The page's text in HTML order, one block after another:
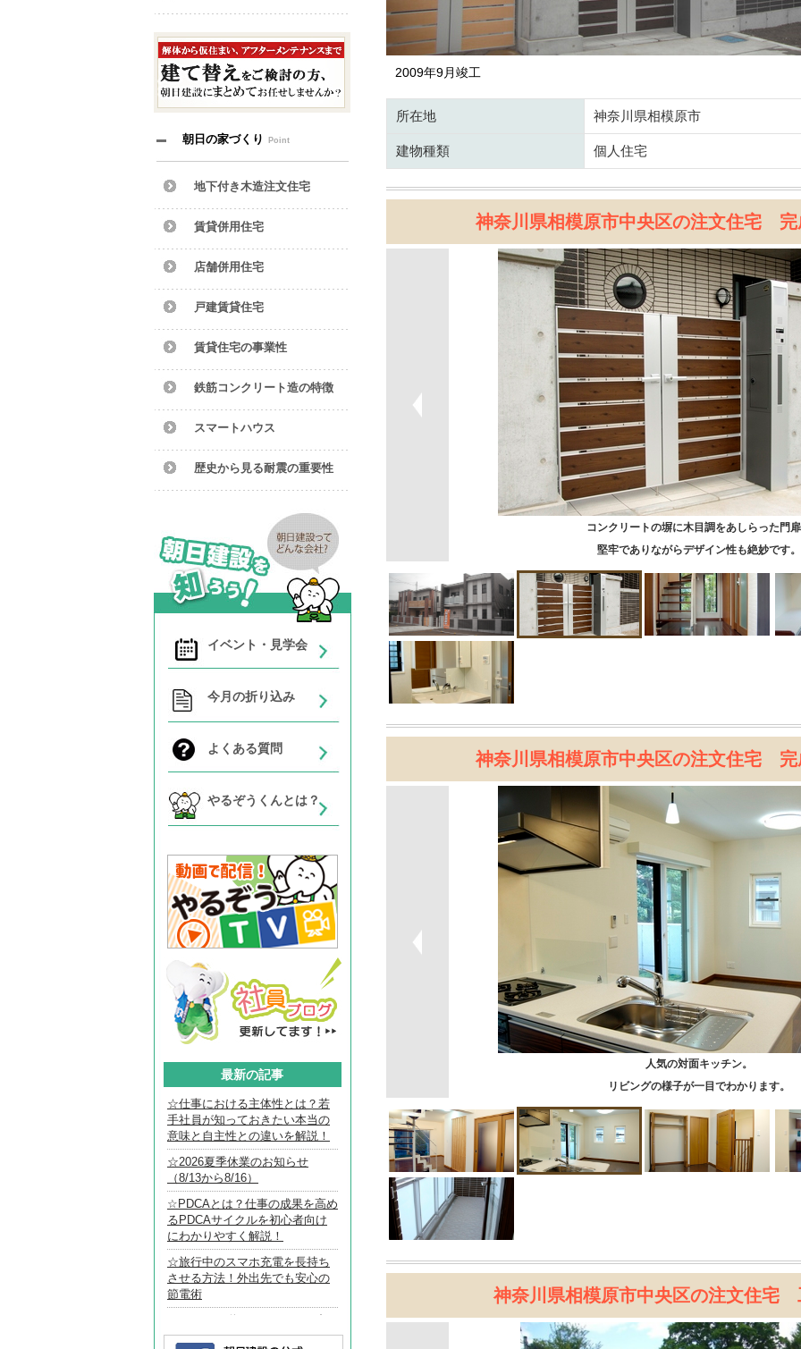
2009年9月竣工
所在地 神奈川県相模原市
建物種類 個人住宅
神奈川県相模原市中央区の注文住宅 完
リート造の外観は重厚感に溢れます。
コンクリートの塀に木目調をあしらった門
堅牢でありながらデザイン性も絶妙です。
神奈川県相模原市中央区の注文住宅 完
ート造の大空間ならではの間取りです。
人気の対面キッチン。
リビングの様子が一目でわかります。
神奈川県相模原市中央区の注文住宅
朝日の家づくり Point
地下付き木造注文住宅
賃貸併用住宅
店舗併用住宅
戸建賃貸住宅
賃貸住宅の事業性
鉄筋コンクリート造の特徴
スマートハウス
歴史から見る耐震の重要性
イベント・見学会
今月の折り込み
よくある質問
やるぞうくんとは？
最新の記事